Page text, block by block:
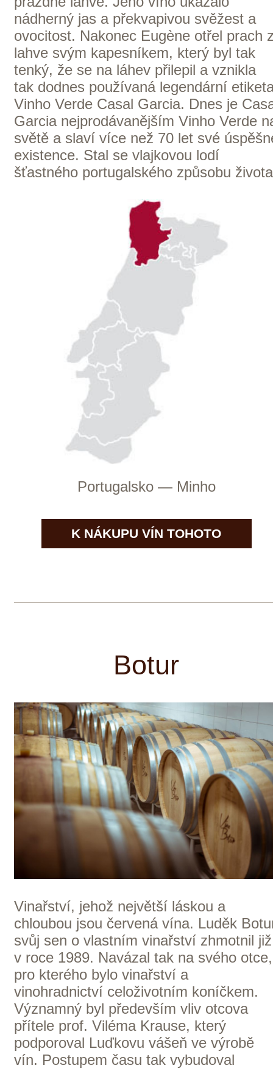
Cantina Colli Euganei je
„družstvo“sdružující kolem 680 vinařů z
oblasti „Euganean Hills“ chráněné
krajinné oblasti. Ve všech fázích výroby
vína využívá nejmodernější technologie a
obhospodařuje celkem 700 ha vinic.
Podloží těchto vinic je bohaté na fosílie,
Vína jsou tak lehká, ovocná a určená ke
Itálie — Veneto
K NÁKUPU VÍN TOHOTO
Castell
Původ rodiny Castell lze vysledovat až
do roku 1057, kdy zakladatel vinařství
Rupert de Castello získal titul hrabě.
Vinařství Castell bylo založeno někdy
kolem roku 1266 a nese označení
„Královské“. Z těchto let najdeme první
písemné zmínky v oblasti Franken o
jejich vinicích Schlossberg, Hohnart,
Reitsteig a Trautberg. Vinařství dodnes
pokračuje v rodinné tradici a vytváří
špičková vína z tohoto výjimečného
regionu. Franky jsou bohaté na speciální
podloží, které se nazývá „Gipskeuper“.
Jde o milióny let staré podloží tvořené
směsí vápence vysráženého z mořské
stala nejdůležitější odrůdou regionu a
tvoří páteř portfolia místních vinařství.